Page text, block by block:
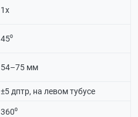
1х
45⁰
54–75 мм
±5 дптр, на левом тубусе
360⁰